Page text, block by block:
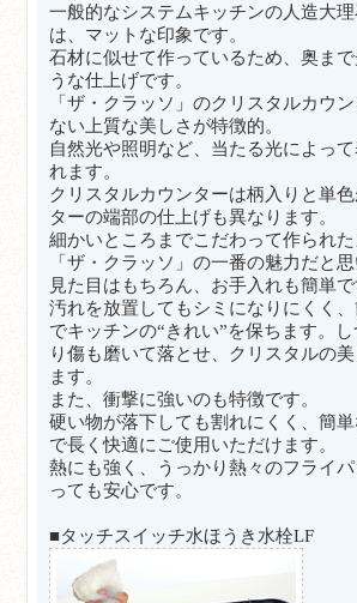
一般的なシステムキッチンの人造大
は、マットな印象です。
石材に似せて作っているため、奥ま
うな仕上げです。
「ザ・クラッソ」のクリスタルカウ
ない上質な美しさが特徴的。
自然光や照明など、当たる光によって
れます。
クリスタルカウンターは柄入りと単
ターの端部の仕上げも異なります。
細かいところまでこだわって作られ
「ザ・クラッソ」の一番の魅力だと思
見た目はもちろん、お手入れも簡単で
汚れを放置してもシミになりにくく
でキッチンの“きれい”を保ちます。
り傷も磨いて落とせ、クリスタルの
ます。
また、衝撃に強いのも特徴です。
硬い物が落下しても割れにくく、簡
で長く快適にご使用いただけます。
熱にも強く、うっかり熱々のフライ
っても安心です。
■タッチスイッチ水ほうき水栓LF